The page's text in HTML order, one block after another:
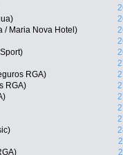
/ Maria Nova Hotel)
RGA)
RGA)